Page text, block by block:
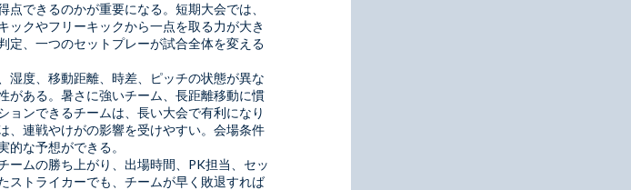
できるのかが重要になる。短期大会では、
ックやフリーキックから一点を取る力が大き
定、一つのセットプレーが試合全体を変える
湿度、移動距離、時差、ピッチの状態が異な
がある。暑さに強いチーム、長距離移動に慣
ョンできるチームは、長い大会で有利になり
、連戦やけがの影響を受けやすい。会場条件
的な予想ができる。
ームの勝ち上がり、出場時間、PK担当、セッ
ストライカーでも、チームが早く敗退すれば